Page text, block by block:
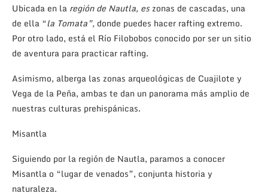
Ubicada en la región de Nautla, eszonas de cascadas, una
de ella “la Tomata”, donde puedes hacer rafting extremo.
Por otro lado, está el Río Filobobos conocido por ser un sitio
de aventura para practicar rafting.
Asimismo, alberga las zonas arqueológicas de Cuajilote y
Vega de la Peña, ambas te dan un panorama más amplio de
nuestras culturas prehispánicas.
Misantla
Siguiendo por la región de Nautla, paramos a conocer
Misantla o “lugar de venados”, conjunta historia y
naturaleza.